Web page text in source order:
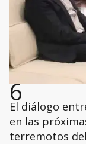
6
El diálogo
en las
terremotos del